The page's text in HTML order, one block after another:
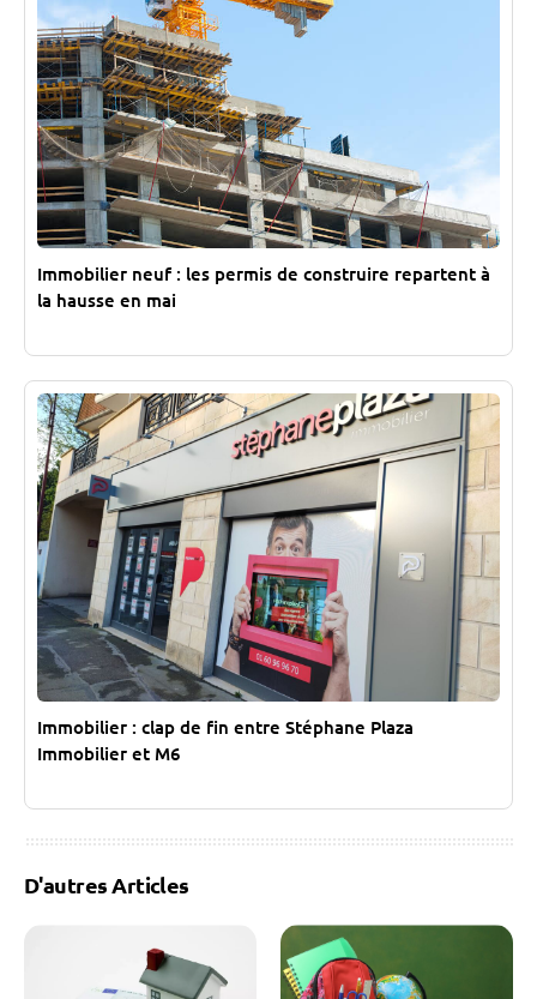
Immobilier neuf : les permis de construire repartent à
la hausse en mai
Immobilier : clap de fin entre Stéphane Plaza
Immobilier et M6
D'autres Articles